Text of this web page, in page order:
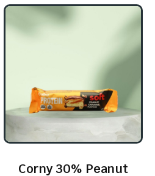
Corny 30% Peanut